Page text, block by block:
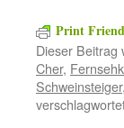
Print
Dieser Beitrag
Cher,
Schweinsteiger,